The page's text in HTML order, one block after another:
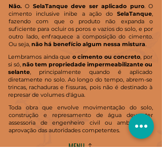
Não. O SelaTanque deve ser aplicado puro. O
cimento inclusive inibe a ação do SelaTanque
fazendo com que o produto não expanda o
suficiente para ocluir os poros e vazios do solo, e por
outro lado, enfraquece a composição do cimento.
Ou seja, não há benefício algum nessa mistura
Lembramos ainda que o cimento ou concreto , por
si só, não tem propriedade impermeabilizante ou
selante , principalmente quando é aplicado
diretamente no solo. Ao longo do tempo, abrem-se
trincas, rachaduras e fissuras, pois não é destinado à
represar de volumes d'água.
Toda obra que envolve movimentação do solo,
construção e represamento de água deve ter
assessoria de engenheiro civil ou ambiental e
aprovação das autoridades competentes.
MENU